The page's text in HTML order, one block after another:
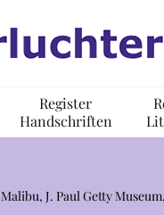
Register
Handschriften
Malibu, J. Paul Getty